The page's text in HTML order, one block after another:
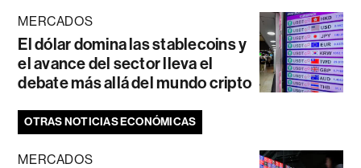
MERCADOS
El dólar domina las stablecoins y
el avance del sector lleva el
debate más allá del mundo cripto
OTRAS NOTICIAS ECONÓMICAS
MERCADOS